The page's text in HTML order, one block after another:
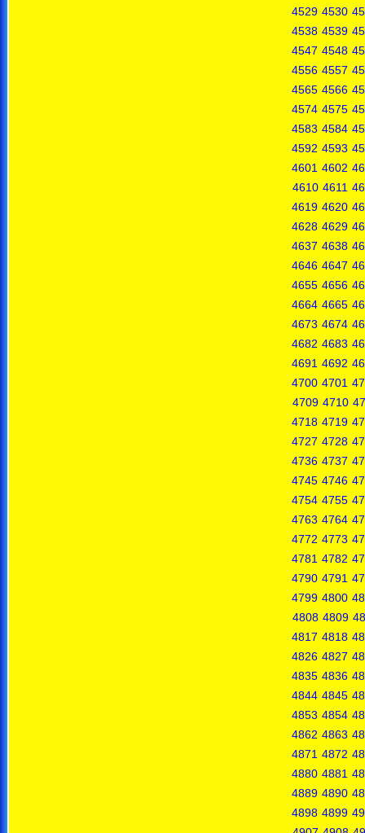
4529 4530
4538 4539
4547 4548
4556 4557
4565 4566
4574 4575
4583 4584
4592 4593
4601 4602
4610 4611
4619 4620
4628 4629
4637 4638
4646 4647
4655 4656
4664 4665
4673 4674
4682 4683
4691 4692
4700 4701
4709 4710
4718 4719
4727 4728
4736 4737
4745 4746
4754 4755
4763 4764
4772 4773
4781 4782
4790 4791
4799 4800
4808 4809
4817 4818
4826 4827
4835 4836
4844 4845
4853 4854
4862 4863
4871 4872
4880 4881
4889 4890
4898 4899